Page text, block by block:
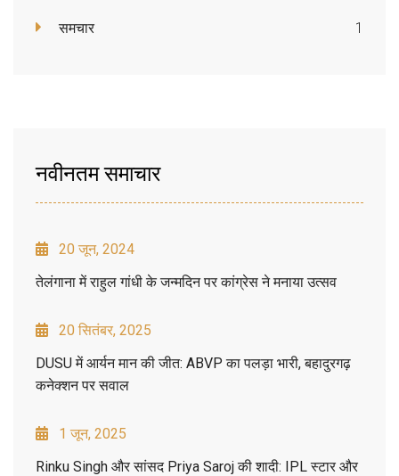
समचार 1
नवीनतम समाचार
20 जून, 2024
तेलंगाना में राहुल गांधी के जन्मदिन पर कांग्रेस ने मनाया उत्सव
20 सितंबर, 2025
DUSU में आर्यन मान की जीत: ABVP का पलड़ा भारी, बहादुरगढ़
कनेक्शन पर सवाल
1 जून, 2025
Rinku Singh और सांसद Priya Saroj की शादी: IPL स्टार और